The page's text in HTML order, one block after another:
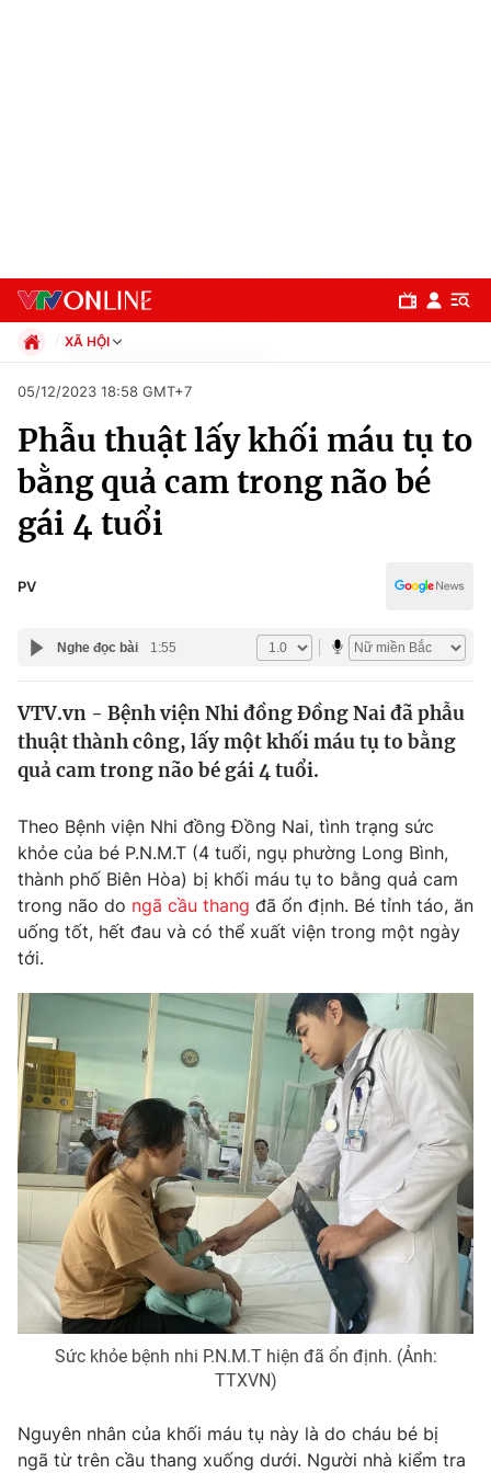
Chuyên mục
Chính trị
Thế giới
Thế giới đó đây
Câu chuyện quốc tế
Kinh tế
Tài chính
Thị trường
Góc doanh nghiệp
Dữ liệu và đời sống
Truyền hình
Phim VTV
Hậu trường
Nhân vật
Khán giả
Giải sao mai
Giải trí
Điện ảnh
Âm nhạc
Sao
Đời sống
Du lịch
Làm đẹp
Chất lượng cuộc sống
Giáo dục
Tuyển sinh
Học trực tuyến
Công nghệ
Hitech Công nghệ tương lai
Sản phẩm
Thị trường
Giao lưu trực tuyến
Lịch phát sóng
Emagazine Podcast
XÃ HỘI
Xã hội
Pháp luật
Thể thao
Truyền hình
Văn hóa - Giải trí
Giáo dục
05/12/2023 18:58 GMT+7
Phẫu thuật lấy khối máu tụ to
bằng quả cam trong não bé
gái 4 tuổi
PV
Nghe đọc bài 1:55
VTV.vn - Bệnh viện Nhi đồng Đồng Nai đã phẫu
thuật thành công, lấy một khối máu tụ to bằng
quả cam trong não bé gái 4 tuổi.
Theo Bệnh viện Nhi đồng Đồng Nai, tình trạng sức
khỏe của bé P.N.M.T (4 tuổi, ngụ phường Long Bình,
thành phố Biên Hòa) bị khối máu tụ to bằng quả cam
trong não do ngã cầu thang đã ổn định. Bé tỉnh táo, ăn
uống tốt, hết đau và có thể xuất viện trong một ngày
tới.
Sức khỏe bệnh nhi P.N.M.T hiện đã ổn định. (Ảnh:
TTXVN)
Nguyên nhân của khối máu tụ này là do cháu bé bị
ngã từ trên cầu thang xuống dưới. Người nhà kiểm tra